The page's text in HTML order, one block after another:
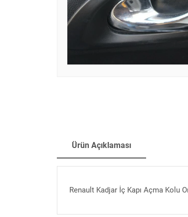
Ürün Açıklaması
Renault Kadjar İç Kapı Açma Kolu